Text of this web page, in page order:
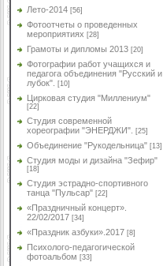
Лето-2014 [56]
Фотоотчеты о проведенных
мероприятиях [28]
Грамоты и дипломы 2013 [20]
Фотографии работ учащихся и
педагога объединения "Русский и
лубок".
[10]
Цирковая студия "Миллениум"
[22]
Студия современной
хореографии "ЭНЕРДЖИ".
[25]
Объединение "Рукодельница" [13]
Студия моды и дизайна "Зефир"
[18]
Студия эстрадно-спортивного
танца "Пульсар" [22]
«Праздничный концерт».
22/02/2017 [34]
«Праздник азбуки».2017 [8]
Психолого-педагогической
фотоальбом [33]